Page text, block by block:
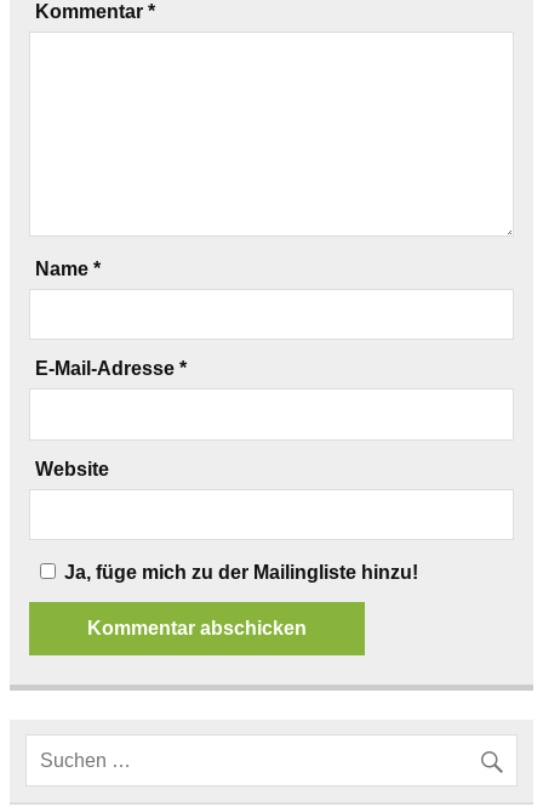
Kommentar *
Name *
E-Mail-Adresse *
Website
Ja, füge mich zu der Mailingliste hinzu!